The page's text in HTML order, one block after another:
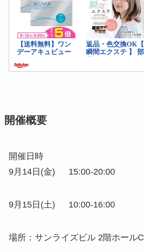
開催概要
開催日時
9月14日(金) 15:00-20:00
9月15日(土) 10:00-16:00
場所：サンライズビル 2階ホールC